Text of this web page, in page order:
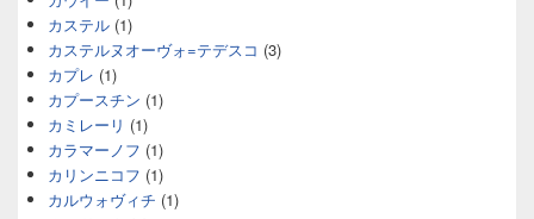
カステル (1)
カステルヌオーヴォ=テデスコ (3)
カプレ (1)
カプースチン (1)
カミレーリ (1)
カラマーノフ (1)
カリンニコフ (1)
カルウォヴィチ (1)